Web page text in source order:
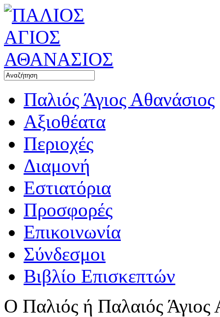
Παλιός Άγιος Αθανάσιος
Αξιοθέατα
Περιοχές
Διαμονή
Εστιατόρια
Προσφορές
Επικοινωνία
Σύνδεσμοι
Βιβλίο Επισκεπτών
Ο Παλιός ή Παλαιός